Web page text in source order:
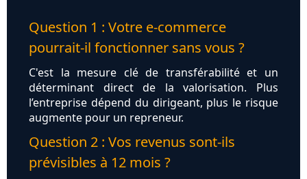
Question 1 : Votre e‑commerce
pourrait‑il fonctionner sans vous ?
C'est la mesure clé de transférabilité et un
déterminant direct de la valorisation. Plus
l’entreprise dépend du dirigeant, plus le risque
augmente pour un repreneur.
Question 2 : Vos revenus sont‑ils
prévisibles à 12 mois ?